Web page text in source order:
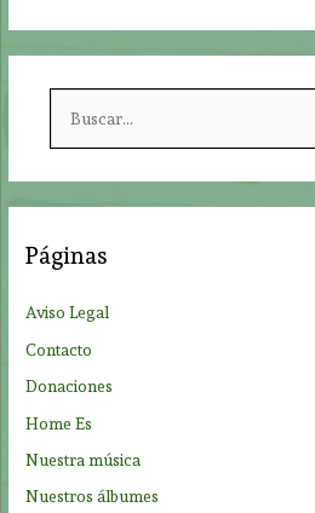
r
:
Páginas
Aviso Legal
Contacto
Donaciones
Home Es
Nuestra música
Nuestros álbumes